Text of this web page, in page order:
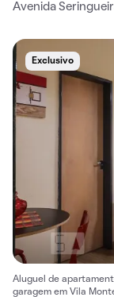
Avenida
Exclusivo
Aluguel de
garagem em Vila